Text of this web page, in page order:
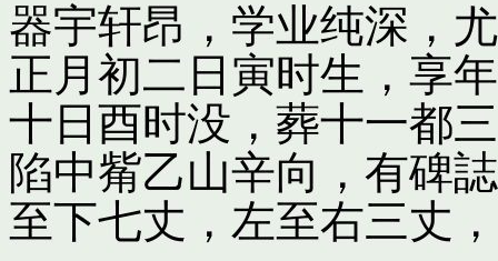
器宇轩昂，学业纯深，
正月初二日寅时生，享
十日酉时没，葬十一都
陷中觜乙山辛向，有碑
至下七丈，左至右三丈